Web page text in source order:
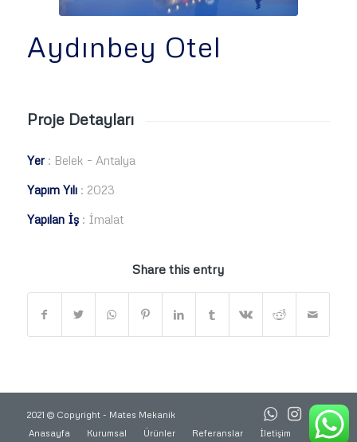
Aydınbey Otel
Proje Detayları
Yer: Belek – Antalya
Yapım Yılı : 2023
Yapılan İş: İmalat
Share this entry
2021 © Copyright - Mates Mekanik
Anasayfa
Kurumsal Ürünler Referanslar İletişim